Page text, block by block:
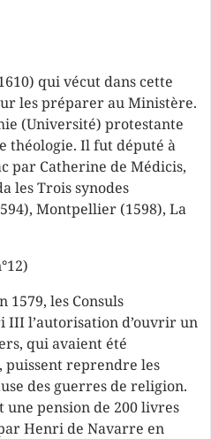
qui vécut dans cette
les préparer au Ministère.
(Université) protestante
théologie. Il fut député à
par Catherine de Médicis,
les Trois synodes
Montpellier (1598), La
1579, les Consuls
l’autorisation d’ouvrir un
qui avaient été
puissent reprendre les
des guerres de religion.
pension de 200 livres
Henri de Navarre en